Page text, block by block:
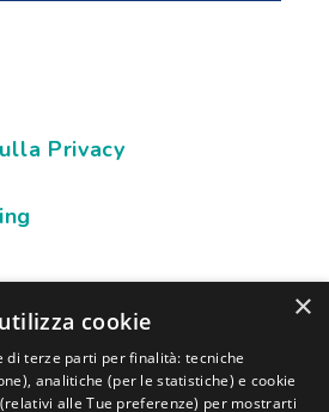
Privacy
×
cookie
di terze parti per finalità: tecniche
analitiche (per le statistiche) e cookie
alle Tue preferenze) per mostrarti